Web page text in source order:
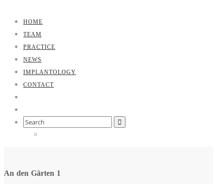
HOME
TEAM
PRACTICE
NEWS
IMPLANTOLOGY
CONTACT
Search
for:
An den Gärten 1